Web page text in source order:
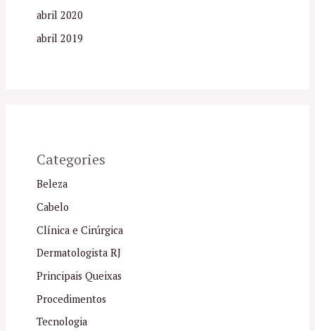
abril 2020
abril 2019
Categories
Beleza
Cabelo
Clínica e Cirúrgica
Dermatologista RJ
Principais Queixas
Procedimentos
Tecnologia